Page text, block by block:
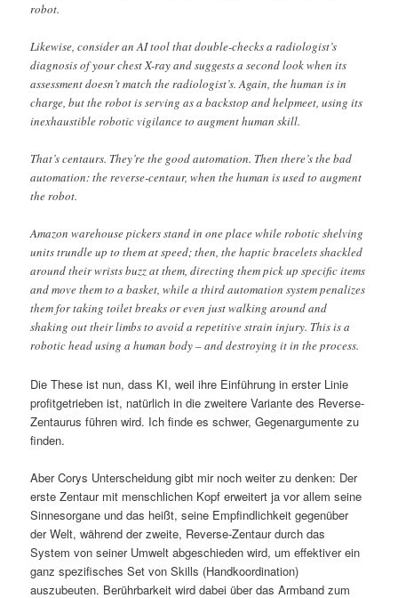
robot.
Likewise, consider an AI tool that double-checks a radiologist’s
diagnosis of your chest X-ray and suggests a second look when its
assessment doesn’t match the radiologist’s. Again, the human is in
charge, but the robot is serving as a backstop and helpmeet, using its
inexhaustible robotic vigilance to augment human skill.
That’s centaurs. They’re the good automation. Then there’s the bad
automation: the reverse-centaur, when the human is used to augment
the robot.
Amazon warehouse pickers stand in one place while robotic shelving
units trundle up to them at speed; then, the haptic bracelets shackled
around their wrists buzz at them, directing them pick up specific items
and move them to a basket, while a third automation system penalizes
them for taking toilet breaks or even just walking around and
shaking out their limbs to avoid a repetitive strain injury. This is a
robotic head using a human body – and destroying it in the process.
Die These ist nun, dass KI, weil ihre Einführung in erster Linie
profitgetrieben ist, natürlich in die zweitere Variante des Reverse-
Zentaurus führen wird. Ich finde es schwer, Gegenargumente zu
finden.
Aber Corys Unterscheidung gibt mir noch weiter zu denken: Der
erste Zentaur mit menschlichen Kopf erweitert ja vor allem seine
Sinnesorgane und das heißt, seine Empfindlichkeit gegenüber
der Welt, während der zweite, Reverse-Zentaur durch das
System von seiner Umwelt abgeschieden wird, um effektiver ein
ganz spezifisches Set von Skills (Handkoordination)
auszubeuten. Berührbarkeit wird dabei über das Armband zum